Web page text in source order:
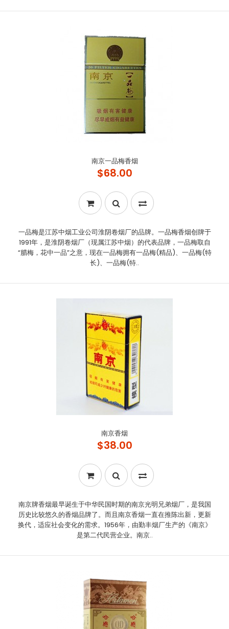
南京一品梅香烟
$68.00
一品梅是江苏中烟工业公司淮阴卷烟厂的品牌。一品梅香烟创牌于
1991年，是淮阴卷烟厂（现属江苏中烟）的代表品牌，一品梅取自
“腊梅，花中一品”之意，现在一品梅拥有一品梅(精品)、一品梅(特
长)、一品梅(特..
南京香烟
$38.00
南京牌香烟最早诞生于中华民国时期的南京光明兄弟烟厂，是我国
历史比较悠久的香烟品牌了。而且南京香烟一直在推陈出新，更新
换代，适应社会变化的需求。1956年，由勤丰烟厂生产的《南京》
是第二代民营企业。南京..